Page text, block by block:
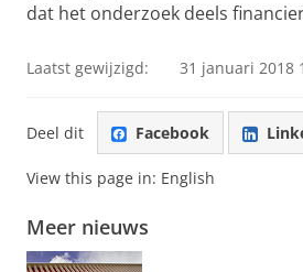
dat het onderzoek deels
Laatst gewijzigd: 31 januari 2018
Deel dit Facebook
View this page in: English
Meer nieuws